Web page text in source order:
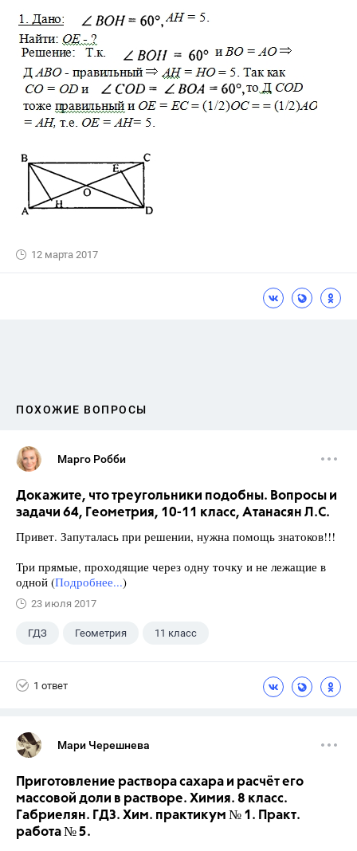
12 марта 2017
ПОХОЖИЕ ВОПРОСЫ
Марго Робби
Докажите, что треугольники подобны. Вопросы и
задачи 64, Геометрия, 10-11 класс, Атанасян Л.С.
Привет. Запуталась при решении, нужна помощь знатоков!!!
Три прямые, проходящие через одну точку и не лежащие в
одной (Подробнее...)
23 июля 2017
ГДЗ Геометрия 11 класс
1 ответ
Мари Черешнева
Приготовление раствора сахара и расчёт его
массовой доли в растворе. Химия. 8 класс.
Габриелян. ГДЗ. Хим. практикум № 1. Практ.
работа № 5.